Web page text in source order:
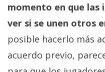
momento en que las
ver si se unen otros
posible hacerlo más
acuerdo previo,